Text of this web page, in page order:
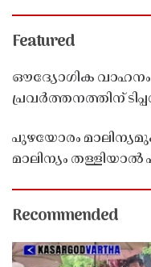
Featured
ഔദ്യോഗിക വാഹനം
പ്രവർത്തനത്തിന്
പുഴയോരം
മാലിന്യം തള്ളിയാൽ
Recommended